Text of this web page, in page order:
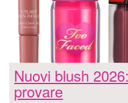
Nuovi blush
provare